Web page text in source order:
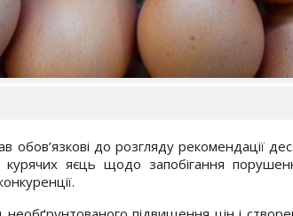
обов’язкові до розгляду рекомендації
яєць щодо запобігання